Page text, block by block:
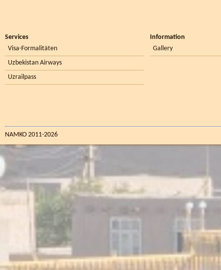
Services
Visa-Formalitäten
Uzbekistan Airways
Uzrailpass
Information
Gallery
NAMKO 2011-2026